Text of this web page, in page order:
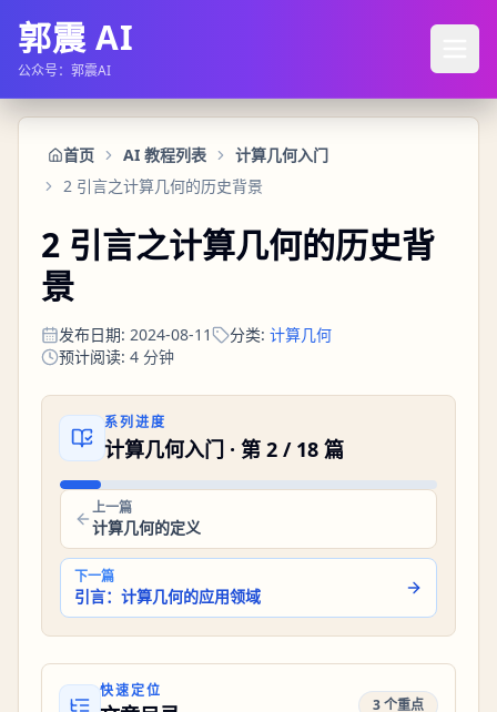
郭震 AI
公众号：郭震AI
首页 AI 教程列表
计算几何入门
2 引言之计算几何的历史背景
2 引言之计算几何的历史背
景
发布日期: 2024-08-11 分类: 计算几何
预计阅读: 4 分钟
系列进度
计算几何入门 · 第 2 / 18 篇
上一篇
计算几何的定义
下一篇
引言：计算几何的应用领域
快速定位
3 个重点